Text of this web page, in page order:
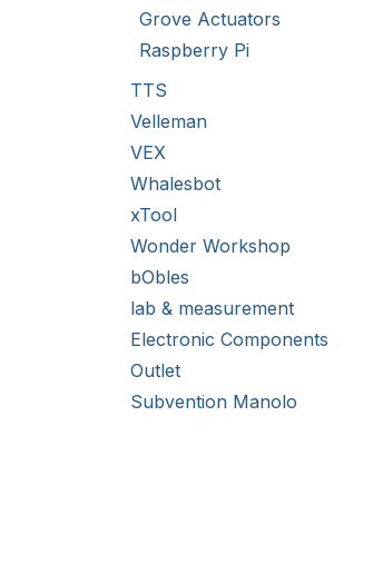
Grove Actuators
Raspberry Pi
TTS
Velleman
VEX
Whalesbot
xTool
Wonder Workshop
bObles
lab & measurement
Electronic Components
Outlet
Subvention Manolo